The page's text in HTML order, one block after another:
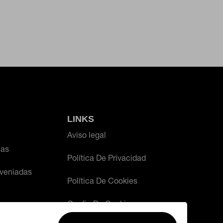
LINKS
Aviso legal
Política De Privacidad
Política De Cookies
Config De Cookies